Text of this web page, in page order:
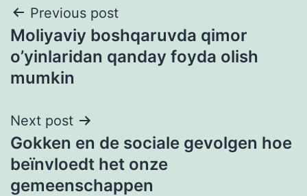
Post
navigation
Previous post
Moliyaviy boshqaruvda qimor
o’yinlaridan qanday foyda olish
mumkin
Next post
Gokken en de sociale gevolgen hoe
beïnvloedt het onze
gemeenschappen